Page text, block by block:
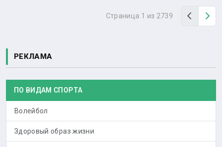
Страница 1 из 2739 Назад
РЕКЛАМА
ПО ВИДАМ СПОРТА
Волейбол
Здоровый образ жизни